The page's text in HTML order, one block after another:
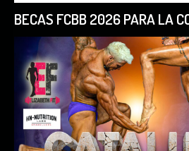
BECAS FCBB 2026 PARA LA